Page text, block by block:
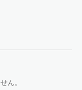
ん。